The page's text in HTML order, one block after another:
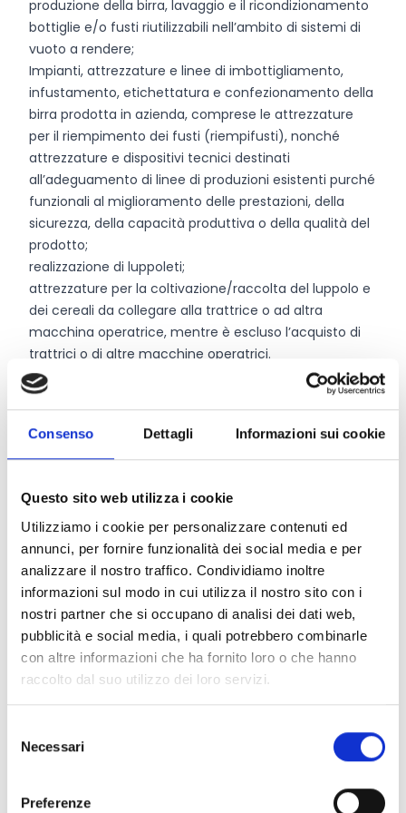
Consenso Dettagli Informazioni sui cookie
Questo sito web utilizza i cookie
Utilizziamo i cookie per personalizzare contenuti ed
annunci, per fornire funzionalità dei social media e per
analizzare il nostro traffico. Condividiamo inoltre
informazioni sul modo in cui utilizza il nostro sito con i
nostri partner che si occupano di analisi dei dati web,
pubblicità e social media, i quali potrebbero combinarle
con altre informazioni che ha fornito loro o che hanno
raccolto dal suo utilizzo dei loro servizi.
delNecessari
Preferenze
produzione della birra, lavaggio e il ricondizionamento
bottiglie e/o fusti riutilizzabili nell’ambito di sistemi di
vuoto a rendere;
Impianti, attrezzature e linee di imbottigliamento,
infustamento, etichettatura e confezionamento della
birra prodotta in azienda, comprese le attrezzature
per il riempimento dei fusti (riempifusti), nonché
attrezzature e dispositivi tecnici destinati
all’adeguamento di linee di produzioni esistenti purché
funzionali al miglioramento delle prestazioni, della
sicurezza, della capacità produttiva o della qualità del
prodotto;
realizzazione di luppoleti;
attrezzature per la coltivazione/raccolta del luppolo e
dei cereali da collegare alla trattrice o ad altra
macchina operatrice, mentre è escluso l’acquisto di
trattrici o di altre macchine operatrici.
impianti e attrezzature per la raccolta, la
movimentazione, lo stoccaggio, il trattamento, il
scarti di lavorazione, ivi comprese le trebbie;
impianti e attrezzature strettamente collegati al
energetico degli impianti e dei processi di produzione
della birra, compresi i sistemi di refrigerazione,
raffreddamento, controllo termico, recupero e
riutilizzo del calore di processo.
Le spese sono ammissibili a condizione che siano
riferite a lavori effettuati a partire dall’1/1/2026 e fino al
31/12/2026.
Chi può partecipare
Sono ammessi a presentare domanda di sostegno e a
beneficiare del sostegno concesso i seguenti soggetti:
produce meno di 10.000 ettolitri per anno di birra,